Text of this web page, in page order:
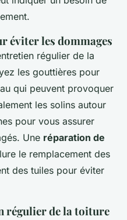
éviter les dommages
régulier de la
les gouttières pour
qui peuvent provoquer
les solins autour
pour vous assurer
Une réparation de
le remplacement des
des tuiles pour éviter
régulier de la toiture